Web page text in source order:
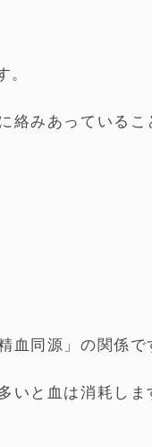
。
絡みあっているこ
血同源」の関係で
いと血は消耗しま